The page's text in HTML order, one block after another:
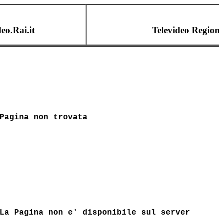
Televideo
Pagina non trovata
La Pagina non e' disponibile sul server